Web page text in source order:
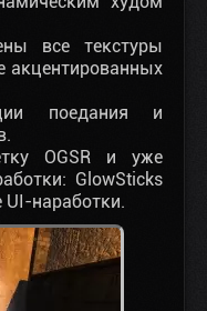
все текстуры
акцентированных
поедания и
OGSR и уже
GlowSticks
наработки.